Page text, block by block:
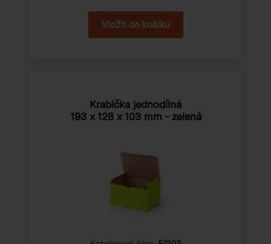
Krabička jednodílná
193 x 128 x 103 mm - zelená